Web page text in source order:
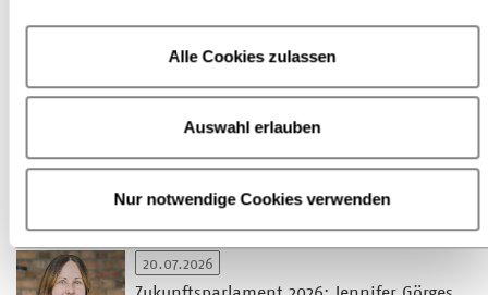
Alle Cookies zulassen
Auswahl erlauben
Nur notwendige Cookies verwenden
04.08.2026
Deutscher Buchpreis 2026: Lesungen und
Gespräche mit den Nominierten
bundesweit
20.07.2026